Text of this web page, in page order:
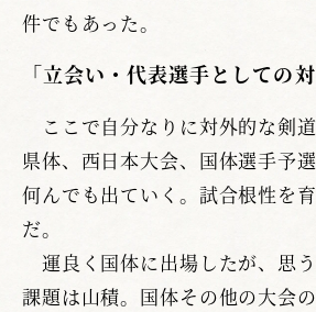
件でもあった。
「立会い・代表選手としての対
ここで自分なりに対外的な剣道
県体、西日本大会、国体選手予
何んでも出ていく。試合根性を
だ。
運良く国体に出場したが、思
課題は山積。国体その他の大会